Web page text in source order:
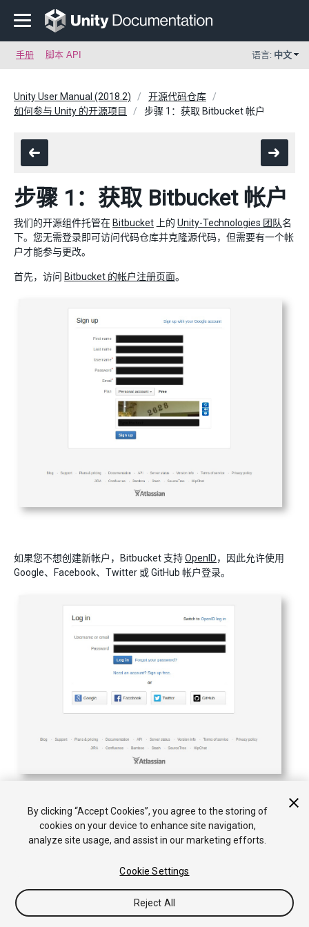
手册 脚本 API 语言: 中文
Unity User Manual (2018.2)
开源代码仓库
如何参与 Unity 的开源项目
步骤 1：获取 Bitbucket 帐户
步骤 1：获取 Bitbucket 帐户
我们的开源组件托管在 Bitbucket 上的 Unity-Technologies 团队名
下。您无需登录即可访问代码仓库并克隆源代码，但需要有一个帐
户才能参与更改。
首先，访问 Bitbucket 的帐户注册页面。
如果您不想创建新帐户，Bitbucket 支持OpenID，因此允许使用
Google、Facebook、Twitter 或 GitHub 帐户登录。
Copyright © 2018 Unity Technologies. Publication 2018.2
By clicking “Accept Cookies”, you agree to the storing of
cookies on your device to enhance site navigation,
analyze site usage, and assist in our marketing efforts.
Cookie Settings
Reject All